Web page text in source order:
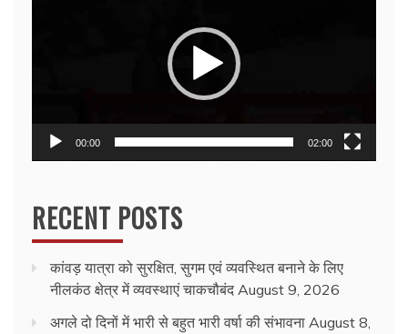
00:00 02:00
RECENT POSTS
कांवड़ यात्रा को सुरक्षित, सुगम एवं व्यवस्थित बनाने के लिए
नीलकंठ क्षेत्र में व्यवस्थाएं चाकचौबंद August 9, 2026
अगले दो दिनों में भारी से बहुत भारी वर्षा की संभावना August 8,